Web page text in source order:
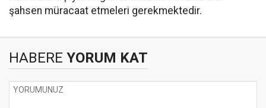
şahsen müracaat etmeleri gerekmektedir.
HABERE YORUM KAT